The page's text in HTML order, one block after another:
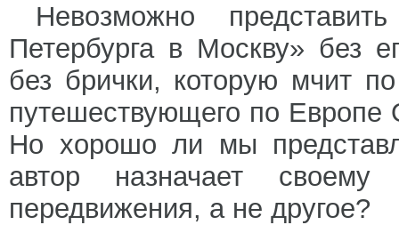
Невозможно
Петербурга в Москву» без
без брички, которую мчит
путешествующего по Европе
Но хорошо ли мы
автор назначает
передвижения, а не другое?